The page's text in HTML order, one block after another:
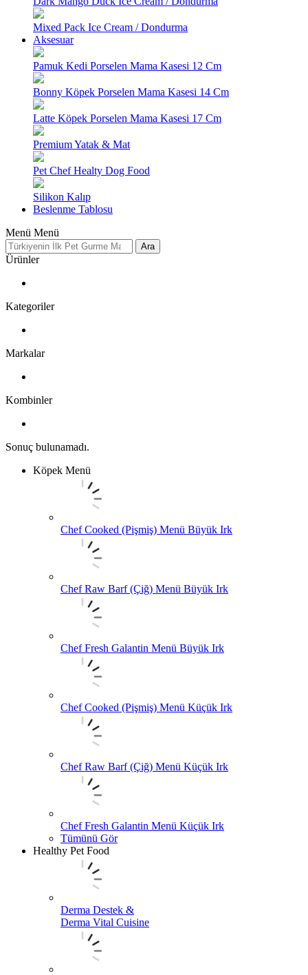
Mixed Pack Ice Cream / Dondurma
Aksesuar
Pamuk Kedi Porselen Mama Kasesi 12 Cm
Bonny Köpek Porselen Mama Kasesi 14 Cm
Latte Köpek Porselen Mama Kasesi 17 Cm
Premium Yatak & Mat
Pet Chef Healty Dog Food
Silikon Kalıp
Beslenme Tablosu
Menü Menü
Ara
Ürünler
Kategoriler
Markalar
Kombinler
Sonuç bulunamadı.
Köpek Menü
Chef Cooked (Pişmiş) Menü Büyük Irk
Chef Raw Barf (Çiğ) Menü Büyük Irk
Chef Fresh Galantin Menü Büyük Irk
Chef Cooked (Pişmiş) Menü Küçük Irk
Chef Raw Barf (Çiğ) Menü Küçük Irk
Chef Fresh Galantin Menü Küçük Irk
Tümünü Gör
Healthy Pet Food
Derma Destek &
Derma Vital Cuisine